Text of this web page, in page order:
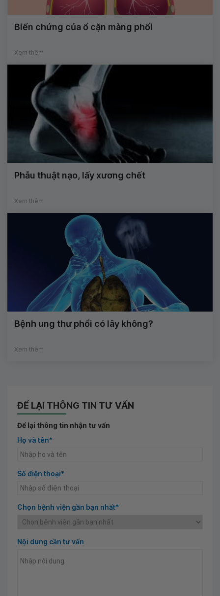
Biến chứng của ổ cặn màng phổi
Xem thêm
Phẫu thuật nạo, lấy xương chết
Xem thêm
Bệnh ung thư phổi có lây không?
Xem thêm
ĐỂ LẠI THÔNG TIN TƯ VẤN
Để lại thông tin nhận tư vấn
Họ và tên*
Số điện thoại*
Chọn bệnh viện gần bạn nhất*
Nội dung cần tư vấn